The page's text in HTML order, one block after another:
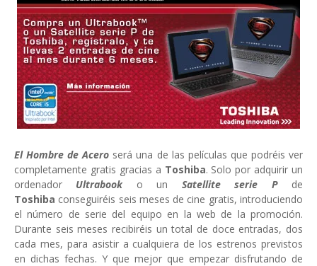
El Hombre de Acero será una de las películas que podréis ver
completamente gratis gracias a Toshiba. Solo por adquirir un
ordenador Ultrabook o un Satellite serie Pde
Toshiba conseguiréis seis meses de cine gratis, introduciendo
el número de serie del equipo en la web de la promoción.
Durante seis meses recibiréis un total de doce entradas, dos
cada mes, para asistir a cualquiera de los estrenos previstos
en dichas fechas. Y que mejor que empezar disfrutando de